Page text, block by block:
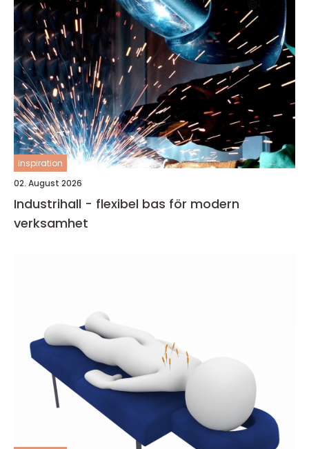
inspiration
02. August 2026
Industrihall - flexibel bas för modern
verksamhet